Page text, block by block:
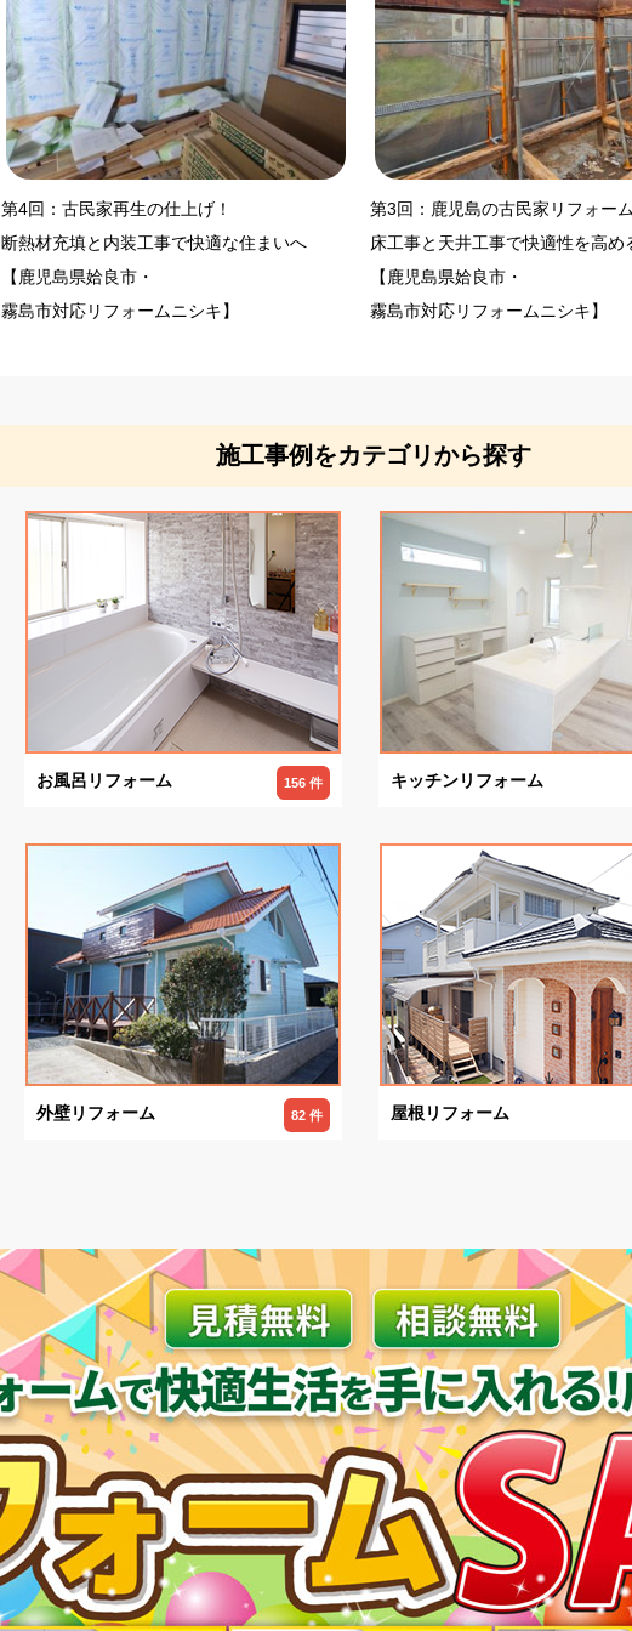
第4回：古民家再生の仕上げ！
断熱材充填と内装工事で快適な住まいへ
【鹿児島県姶良市・
霧島市対応リフォームニシキ】
第3回：鹿児島の古民家リフォー
床工事と天井工事で快適性を高め
【鹿児島県姶良市・
霧島市対応リフォームニシキ】
施工事例をカテゴリから探す
お風呂リフォーム 156 件 キッチンリフォーム
外壁リフォーム 82 件 屋根リフォーム